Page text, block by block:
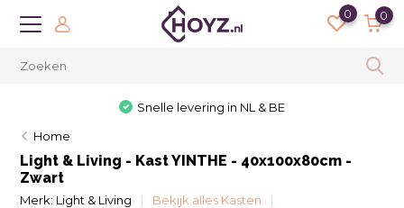
0 0
Snelle levering in NL & BE
Home
Light & Living - Kast YINTHE - 40x100x80cm -
Zwart
Merk: Light & Living Bekijk alles Kasten